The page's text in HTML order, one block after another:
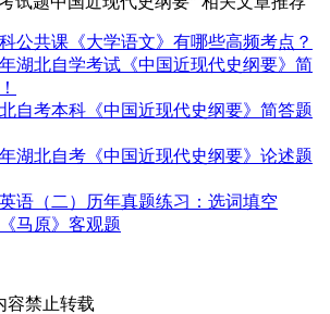
公共课《大学语文》有哪些高频考点？
湖北自学考试《中国近现代史纲要》简
自考本科《中国近现代史纲要》简答题
湖北自考《中国近现代史纲要》论述题
语（二）历年真题练习：选词填空
马原》客观题
容禁止转载